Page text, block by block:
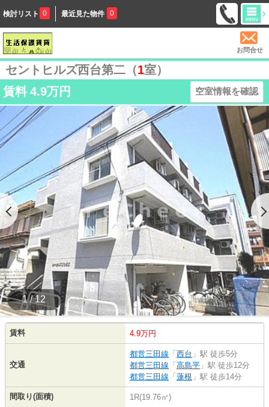
検討リスト 0 最近見た物件 0
お問合せ
セントヒルズ西台第二（1室）
賃料 4.9万円 空室情報を確認
1 / 12
賃料 4.9万円
交通
都営三田線 「 西台 」駅 徒歩5分
都営三田線 「 高島平 」駅 徒歩12分
都営三田線 「 蓮根 」駅 徒歩14分
間取り(面積) 1R(19.76㎡)